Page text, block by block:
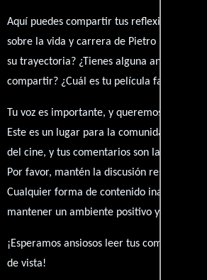
Aquí puedes compartir tus reflexiones,
sobre la vida y carrera de Pietro Rastelli.
su trayectoria? ¿Tienes alguna anécdota
compartir? ¿Cuál es tu película favorita en
Tu voz es importante, y queremos escuchar
Este es un lugar para la comunidad de
del cine, y tus comentarios son la esencia
Por favor, mantén la discusión respetuosa y
Cualquier forma de contenido inapropiado
mantener un ambiente positivo y
¡Esperamos ansiosos leer tus comentarios
de vista!